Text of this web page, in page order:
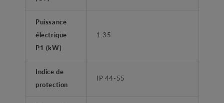
Puissance
électrique
P1 (kW)
1.35
Indice de
protection
IP 44-55